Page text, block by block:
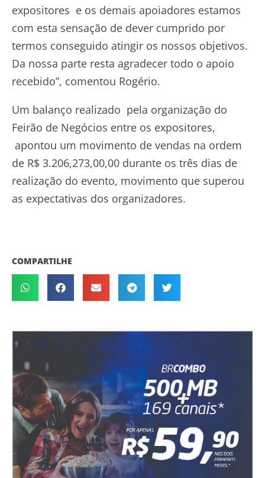
expositores e os demais apoiadores estamos
com esta sensação de dever cumprido por
termos conseguido atingir os nossos objetivos.
Da nossa parte resta agradecer todo o apoio
recebido”, comentou Rogério.
Um balanço realizado pela organização do
Feirão de Negócios entre os expositores,
apontou um movimento de vendas na ordem
de R$ 3.206,273,00,00 durante os três dias de
realização do evento, movimento que superou
as expectativas dos organizadores.
COMPARTILHE